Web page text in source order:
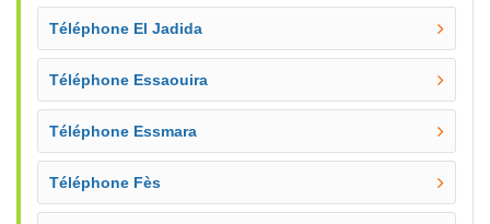
Téléphone El Jadida
Téléphone Essaouira
Téléphone Essmara
Téléphone Fès